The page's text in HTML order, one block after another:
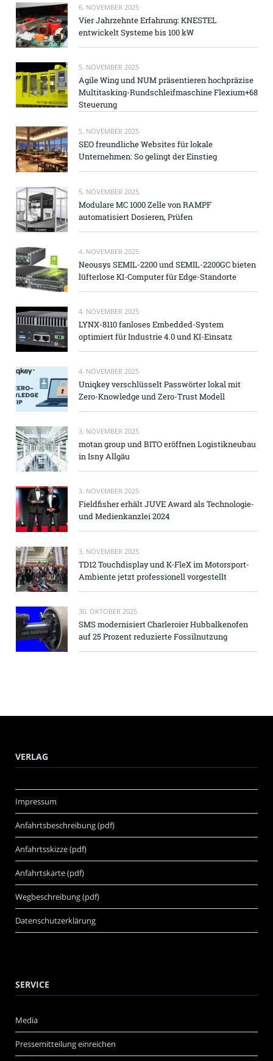
6. NOVEMBER 2025
Vier Jahrzehnte Erfahrung: KNESTEL
entwickelt Systeme bis 100 kW
5. NOVEMBER 2025
Agile Wing und NUM präsentieren hochpräzise
Multitasking-Rundschleifmaschine Flexium+68
Steuerung
5. NOVEMBER 2025
SEO freundliche Websites für lokale
Unternehmen: So gelingt der Einstieg
5. NOVEMBER 2025
Modulare MC 1000 Zelle von RAMPF
automatisiert Dosieren, Prüfen
4. NOVEMBER 2025
Neousys SEMIL-2200 und SEMIL-2200GC bieten
lüfterlose KI-Computer für Edge-Standorte
4. NOVEMBER 2025
LYNX-8110 fanloses Embedded-System
optimiert für Industrie 4.0 und KI-Einsatz
4. NOVEMBER 2025
Uniqkey verschlüsselt Passwörter lokal mit
Zero-Knowledge und Zero-Trust Modell
3. NOVEMBER 2025
motan group und BITO eröffnen Logistikneubau
in Isny Allgäu
3. NOVEMBER 2025
Fieldfisher erhält JUVE Award als Technologie-
und Medienkanzlei 2024
3. NOVEMBER 2025
TD12 Touchdisplay und K-FleX im Motorsport-
Ambiente jetzt professionell vorgestellt
30. OKTOBER 2025
SMS modernisiert Charleroier Hubbalkenofen
auf 25 Prozent reduzierte Fossilnutzung
VERLAG
Impressum
Anfahrtsbeschreibung (pdf)
Anfahrtsskizze (pdf)
Anfahrtskarte (pdf)
Wegbeschreibung (pdf)
Datenschutzerklärung
SERVICE
Media
Pressemitteilung einreichen